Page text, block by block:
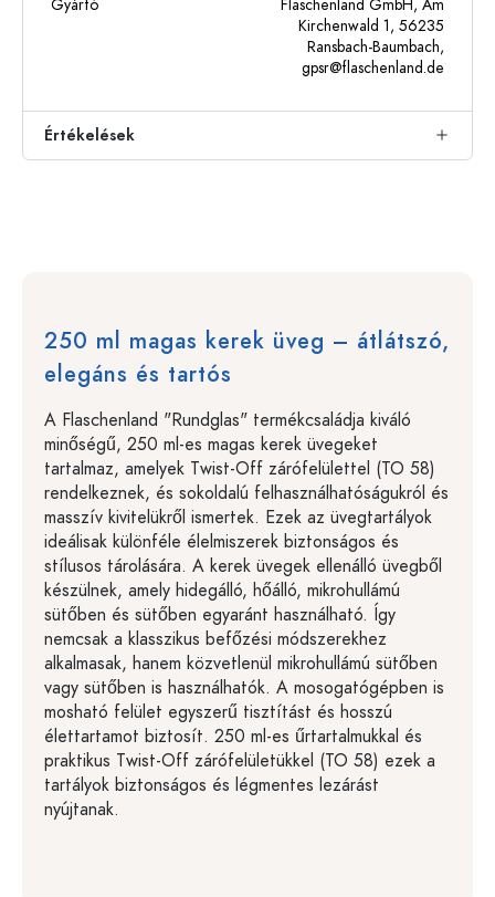
Gyártó
Flaschenland GmbH, Am
Kirchenwald 1, 56235
Ransbach-Baumbach,
gpsr@flaschenland.de
Értékelések
250 ml magas kerek üveg – átlátszó,
elegáns és tartós
A Flaschenland "Rundglas" termékcsaládja kiváló
minőségű, 250 ml-es magas kerek üvegeket
tartalmaz, amelyek Twist-Off zárófelülettel (TO 58)
rendelkeznek, és sokoldalú felhasználhatóságukról és
masszív kivitelükről ismertek. Ezek az üvegtartályok
ideálisak különféle élelmiszerek biztonságos és
stílusos tárolására. A kerek üvegek ellenálló üvegből
készülnek, amely hidegálló, hőálló, mikrohullámú
sütőben és sütőben egyaránt használható. Így
nemcsak a klasszikus befőzési módszerekhez
alkalmasak, hanem közvetlenül mikrohullámú sütőben
vagy sütőben is használhatók. A mosogatógépben is
mosható felület egyszerű tisztítást és hosszú
élettartamot biztosít. 250 ml-es űrtartalmukkal és
praktikus Twist-Off zárófelületükkel (TO 58) ezek a
tartályok biztonságos és légmentes lezárást
nyújtanak.